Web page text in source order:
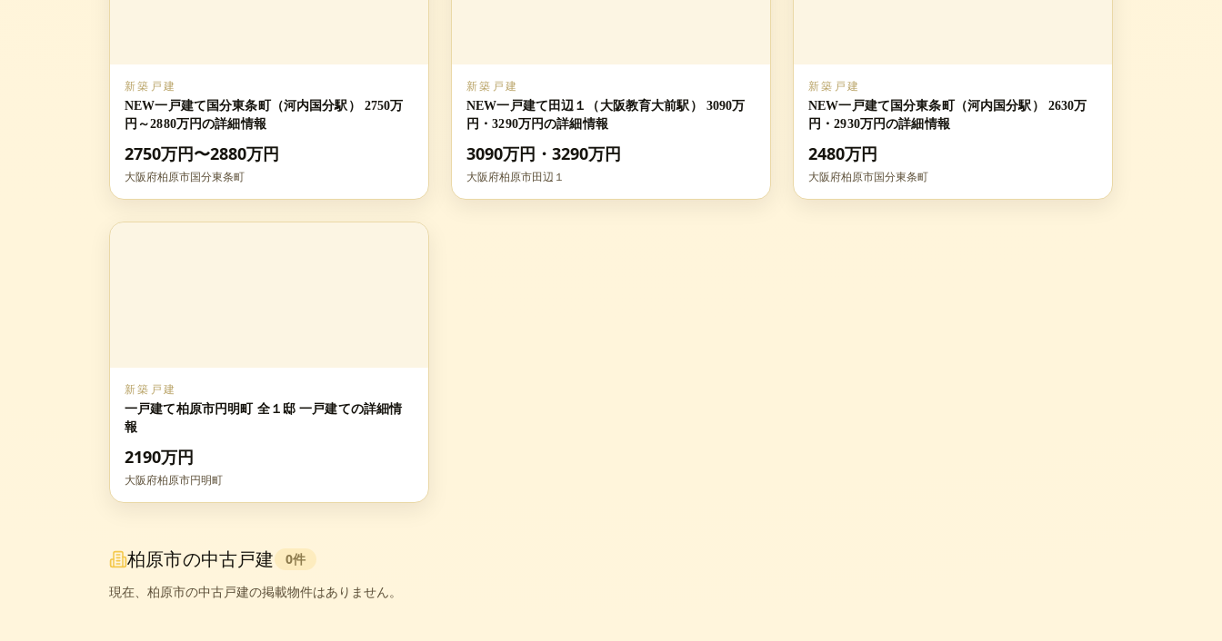
新築戸建
NEW一戸建て国分東条町（河内国分駅） 2750万
円～2880万円の詳細情報
2750万円〜2880万円
大阪府柏原市国分東条町
新築戸建
NEW一戸建て田辺１（大阪教育大前駅） 3090万
円・3290万円の詳細情報
3090万円・3290万円
大阪府柏原市田辺１
新築戸建
NEW一戸建て国分東条町（河内国分駅） 2630万
円・2930万円の詳細情報
2480万円
大阪府柏原市国分東条町
新築戸建
一戸建て柏原市円明町 全１邸 一戸建ての詳細情
報
2190万円
大阪府柏原市円明町
柏原市の中古戸建 0件
現在、 柏原市の中古戸建の掲載物件はありません。